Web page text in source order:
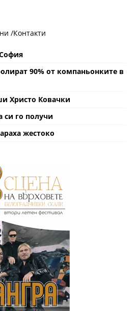
/Контакти
90% от компаньонките в
Христо Ковачки
си го получи
жестоко